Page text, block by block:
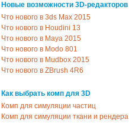
Новые возможности 3D-редакторов
Что нового в 3ds Max 2015
Что нового в Houdini 13
Что нового в Maya 2015
Что нового в Modo 801
Что нового в Mudbox 2015
Что нового в ZBrush 4R6
Как выбрать комп для 3D
Комп для симуляции частиц
Комп для симуляции ткани и рендера